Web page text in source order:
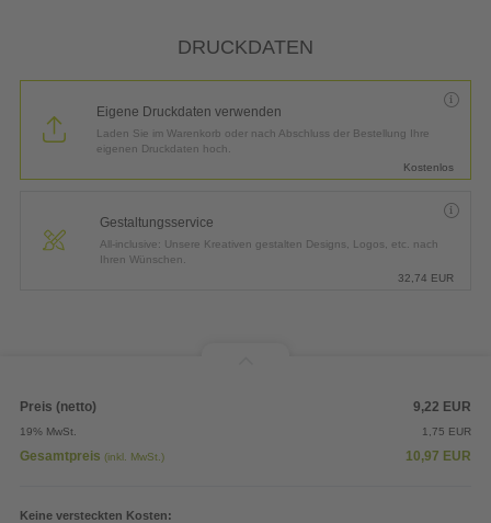
DRUCKDATEN
Eigene Druckdaten verwenden
Laden Sie im Warenkorb oder nach Abschluss der Bestellung Ihre
eigenen Druckdaten hoch.
Kostenlos
Gestaltungsservice
All-inclusive: Unsere Kreativen gestalten Designs, Logos, etc. nach
Ihren Wünschen.
32,74 EUR
Preis (netto) 9,22 EUR
19% MwSt. 1,75 EUR
Gesamtpreis (inkl. MwSt.) 10,97 EUR
Keine versteckten Kosten: